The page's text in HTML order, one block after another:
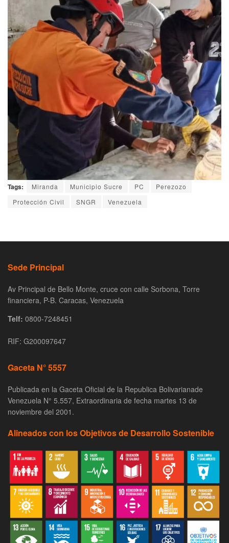
Tags: Miranda Municipio Sucre PC
Perezozo
Protección Civil
SNGR Venezuela
Sede Principal
Av Principal de Bello Monte, cruce con calle Sorbona, Torre
financiera, P-B. Caracas, Venezuela
Telf: 0800-7248451
RIF: G200097647
Gaceta N° 5557
Publicada en la Gaceta Oficial de la Republica Bolivarianade
Venezuela N° 5.557, Extraordinaria de fecha martes 13 de
noviembre del 2001.
Alineados con los Objetivos de Desarrollo Sostenible